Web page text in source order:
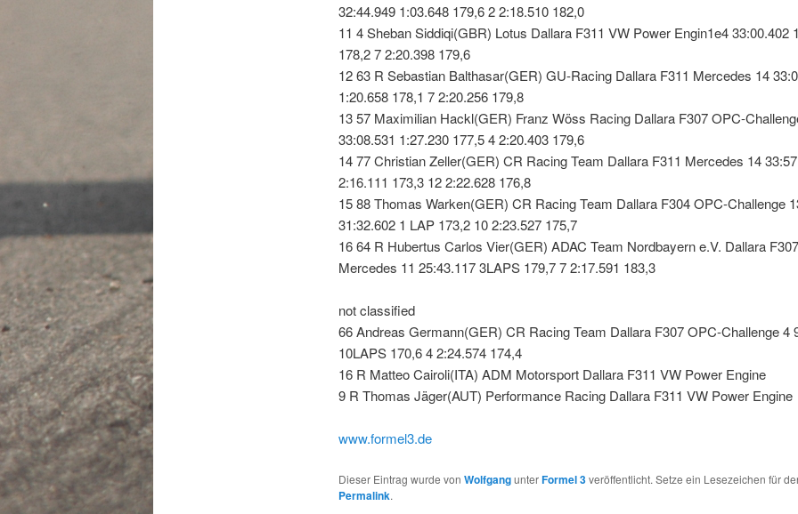
32:44.949 1:03.648 179,6 2 2:18.510 182,0
11 4 Sheban Siddiqi(GBR) Lotus Dallara F311 VW Power Engin1e4 33:00.402
178,2 7 2:20.398 179,6
12 63 R Sebastian Balthasar(GER) GU-Racing Dallara F311 Mercedes 14
1:20.658 178,1 7 2:20.256 179,8
13 57 Maximilian Hackl(GER) Franz Wöss Racing Dallara F307 OPC-
33:08.531 1:27.230 177,5 4 2:20.403 179,6
14 77 Christian Zeller(GER) CR Racing Team Dallara F311 Mercedes 14
2:16.111 173,3 12 2:22.628 176,8
15 88 Thomas Warken(GER) CR Racing Team Dallara F304 OPC-Challenge
31:32.602 1 LAP 173,2 10 2:23.527 175,7
16 64 R Hubertus Carlos Vier(GER) ADAC Team Nordbayern e.V. Dallara F307
Mercedes 11 25:43.117 3LAPS 179,7 7 2:17.591 183,3
not classified
66 Andreas Germann(GER) CR Racing Team Dallara F307 OPC-Challenge 4
10LAPS 170,6 4 2:24.574 174,4
16 R Matteo Cairoli(ITA) ADM Motorsport Dallara F311 VW Power Engine
9 R Thomas Jäger(AUT) Performance Racing Dallara F311 VW Power Engine
www.formel3.de
Dieser Eintrag wurde von WolfgangunterFormel 3veröffentlicht. Setze ein Lesezeichen für
Permalink.